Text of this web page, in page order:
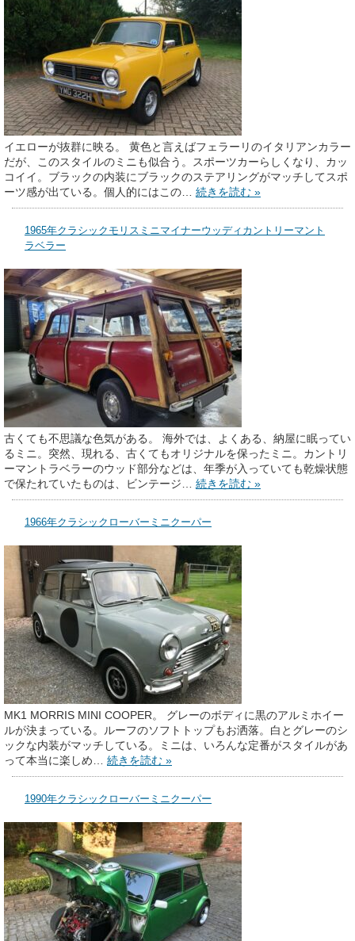
イエローが抜群に映る。 黄色と言えばフェラーリのイタリアンカラー
だが、このスタイルのミニも似合う。スポーツカーらしくなり、カッ
コイイ。ブラックの内装にブラックのステアリングがマッチしてスポ
ーツ感が出ている。個人的にはこの… 続きを読む »
1965年クラシックモリスミニマイナーウッディカントリーマント
ラベラー
古くても不思議な色気がある。 海外では、よくある、納屋に眠ってい
るミニ。突然、現れる、古くてもオリジナルを保ったミニ。カントリ
ーマントラベラーのウッド部分などは、年季が入っていても乾燥状態
で保たれていたものは、ビンテージ… 続きを読む »
1966年クラシックローバーミニクーパー
MK1 MORRIS MINI COOPER。 グレーのボディに黒のアルミホイー
ルが決まっている。ルーフのソフトトップもお洒落。白とグレーのシ
ックな内装がマッチしている。ミニは、いろんな定番がスタイルがあ
って本当に楽しめ… 続きを読む »
1990年クラシックローバーミニクーパー